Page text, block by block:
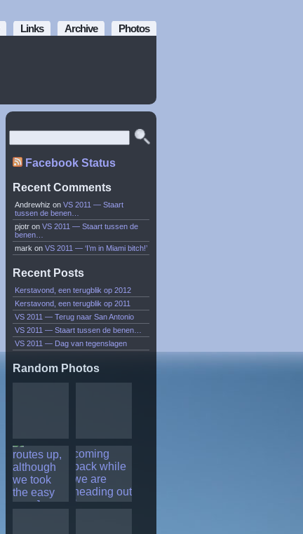
Links Archive Photos
Facebook Status
Recent Comments
Andrewhiz on VS 2011 — Staart
tussen de benen…
pjotron VS 2011 — Staart tussen de
benen…
mark on VS 2011 — ‘I’m in Miami bitch!’
Recent Posts
Kerstavond, een terugblik op 2012
Kerstavond, een terugblik op 2011
VS 2011 — Terug naar San Antonio
VS 2011 — Staart tussen de benen…
VS 2011 — Dag van tegenslagen
Random Photos